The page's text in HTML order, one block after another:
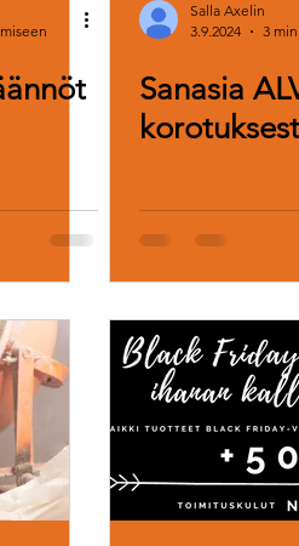
Salla Axelin
3.9.2024
3
Sanasia